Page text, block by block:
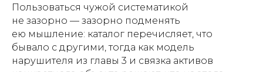
Пользоваться чужой систематикой
не зазорно — зазорно подменять
ею мышление: каталог перечисляет, что
бывало с другими, тогда как модель
нарушителя из главы 3 и связка активов